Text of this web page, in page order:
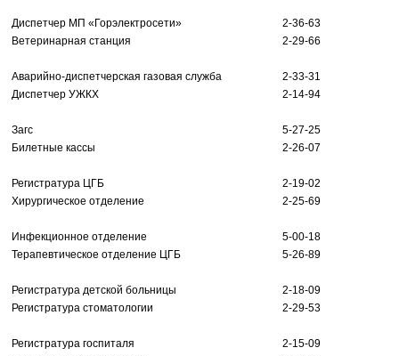
Диспетчер МП «Горэлектросети»
Ветеринарная станция
Аварийно-диспетчерская газовая служба
Диспетчер УЖКХ
Загс
Билетные кассы
Регистратура ЦГБ
Хирургическое отделение
Инфекционное отделение
Терапевтическое отделение ЦГБ
Регистратура детской больницы
Регистратура стоматологии
Регистратура госпиталя
2-36-63
2-29-66
2-33-31
2-14-94
5-27-25
2-26-07
2-19-02
2-25-69
5-00-18
5-26-89
2-18-09
2-29-53
2-15-09